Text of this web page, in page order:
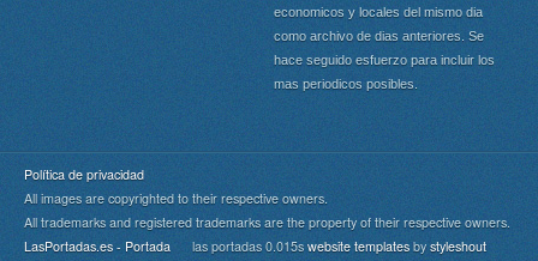
economicos y locales del mismo dia
como archivo de dias anteriores. Se
hace seguido esfuerzo para incluir los
mas periodicos posibles.
Política de privacidad
All images are copyrighted to their respective owners.
All trademarks and registered trademarks are the property of their respective owners.
LasPortadas.es - Portada las portadas 0.015s website templates bystyleshout